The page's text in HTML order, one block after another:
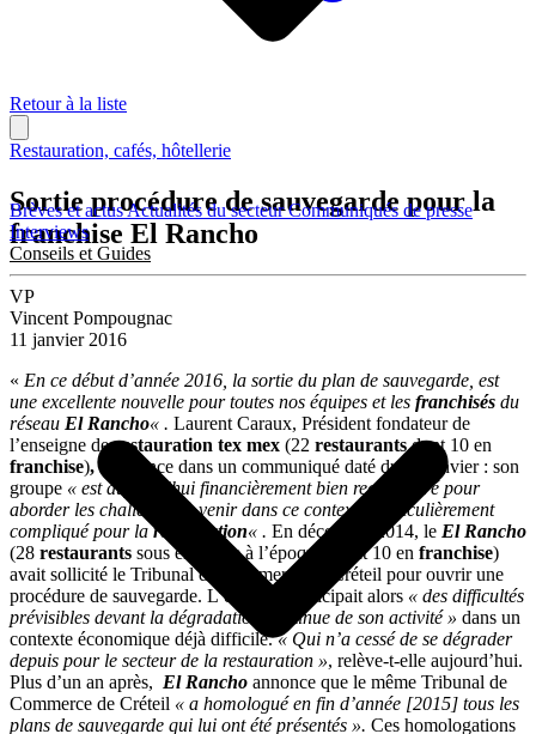
Brèves et actusActualités du secteurCommuniqués de presse
Interviews
Conseils et Guides
Retour à la liste
Restauration, cafés, hôtellerie
Sortie procédure de sauvegarde pour la
franchise El Rancho
VP
Vincent Pompougnac
11 janvier 2016
« En ce début d’année 2016, la sortie du plan de sauvegarde, est
une excellente nouvelle pour toutes nos équipes et les franchisés du
réseau El Rancho« . Laurent Caraux, Président fondateur de
l’enseigne derestauration tex mex (22 restaurantsdont 10 en
franchise), l’annonce dans un communiqué daté du 11 janvier : son
groupe « est aujourd’hui financièrement bien reconfiguré pour
aborder les challenges à venir dans ce contexte particulièrement
compliqué pour larestauration« . En décembre 2014, le El Rancho
(28 restaurants sous enseigne à l’époque, dont 10 en franchise)
avait sollicité le Tribunal de Commerce de Créteil pour ouvrir une
procédure de sauvegarde. L’enseigne anticipait alors « des difficultés
prévisibles devant la dégradation continue de son activité » dans un
contexte économique déjà difficile.« Qui n’a cessé de se dégrader
depuis pour le secteur de la restauration », relève-t-elle aujourd’hui.
Plus d’un an après, El Rancho annonce que le même Tribunal de
Commerce de Créteil « a homologué en fin d’année [2015] tous les
plans de sauvegarde qui lui ont été présentés ». Ces homologations